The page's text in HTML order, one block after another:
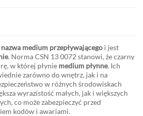
nazwa medium przepływającego i jest
. Norma CSN 13 0072 stanowi, żeczarny
w której płynie medium płynne. Ich
zarówno do wnętrz, jak i na
w różnych środowiskach
wyrazistość małych, jak i większych
co może zabezpieczyć przed
kodów i awariami.